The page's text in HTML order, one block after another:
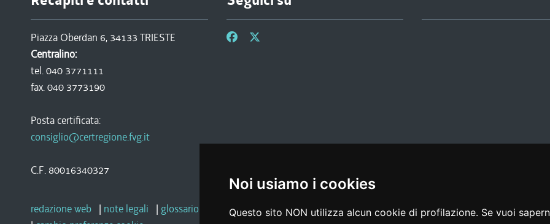
Noi usiamo i cookies
Questo sito NON utilizza alcun cookie di profilazione. Se vuoi
Piazza Oberdan 6, 34133 TRIESTE
Centralino:
tel. 040 3771111
fax. 040 3773190
Posta certificata:
consiglio@certregione.fvg.it
C.F. 80016340327
redazione web | note legali | glossario privacy |social media policy | dichiarazione di accessibilità | feedback